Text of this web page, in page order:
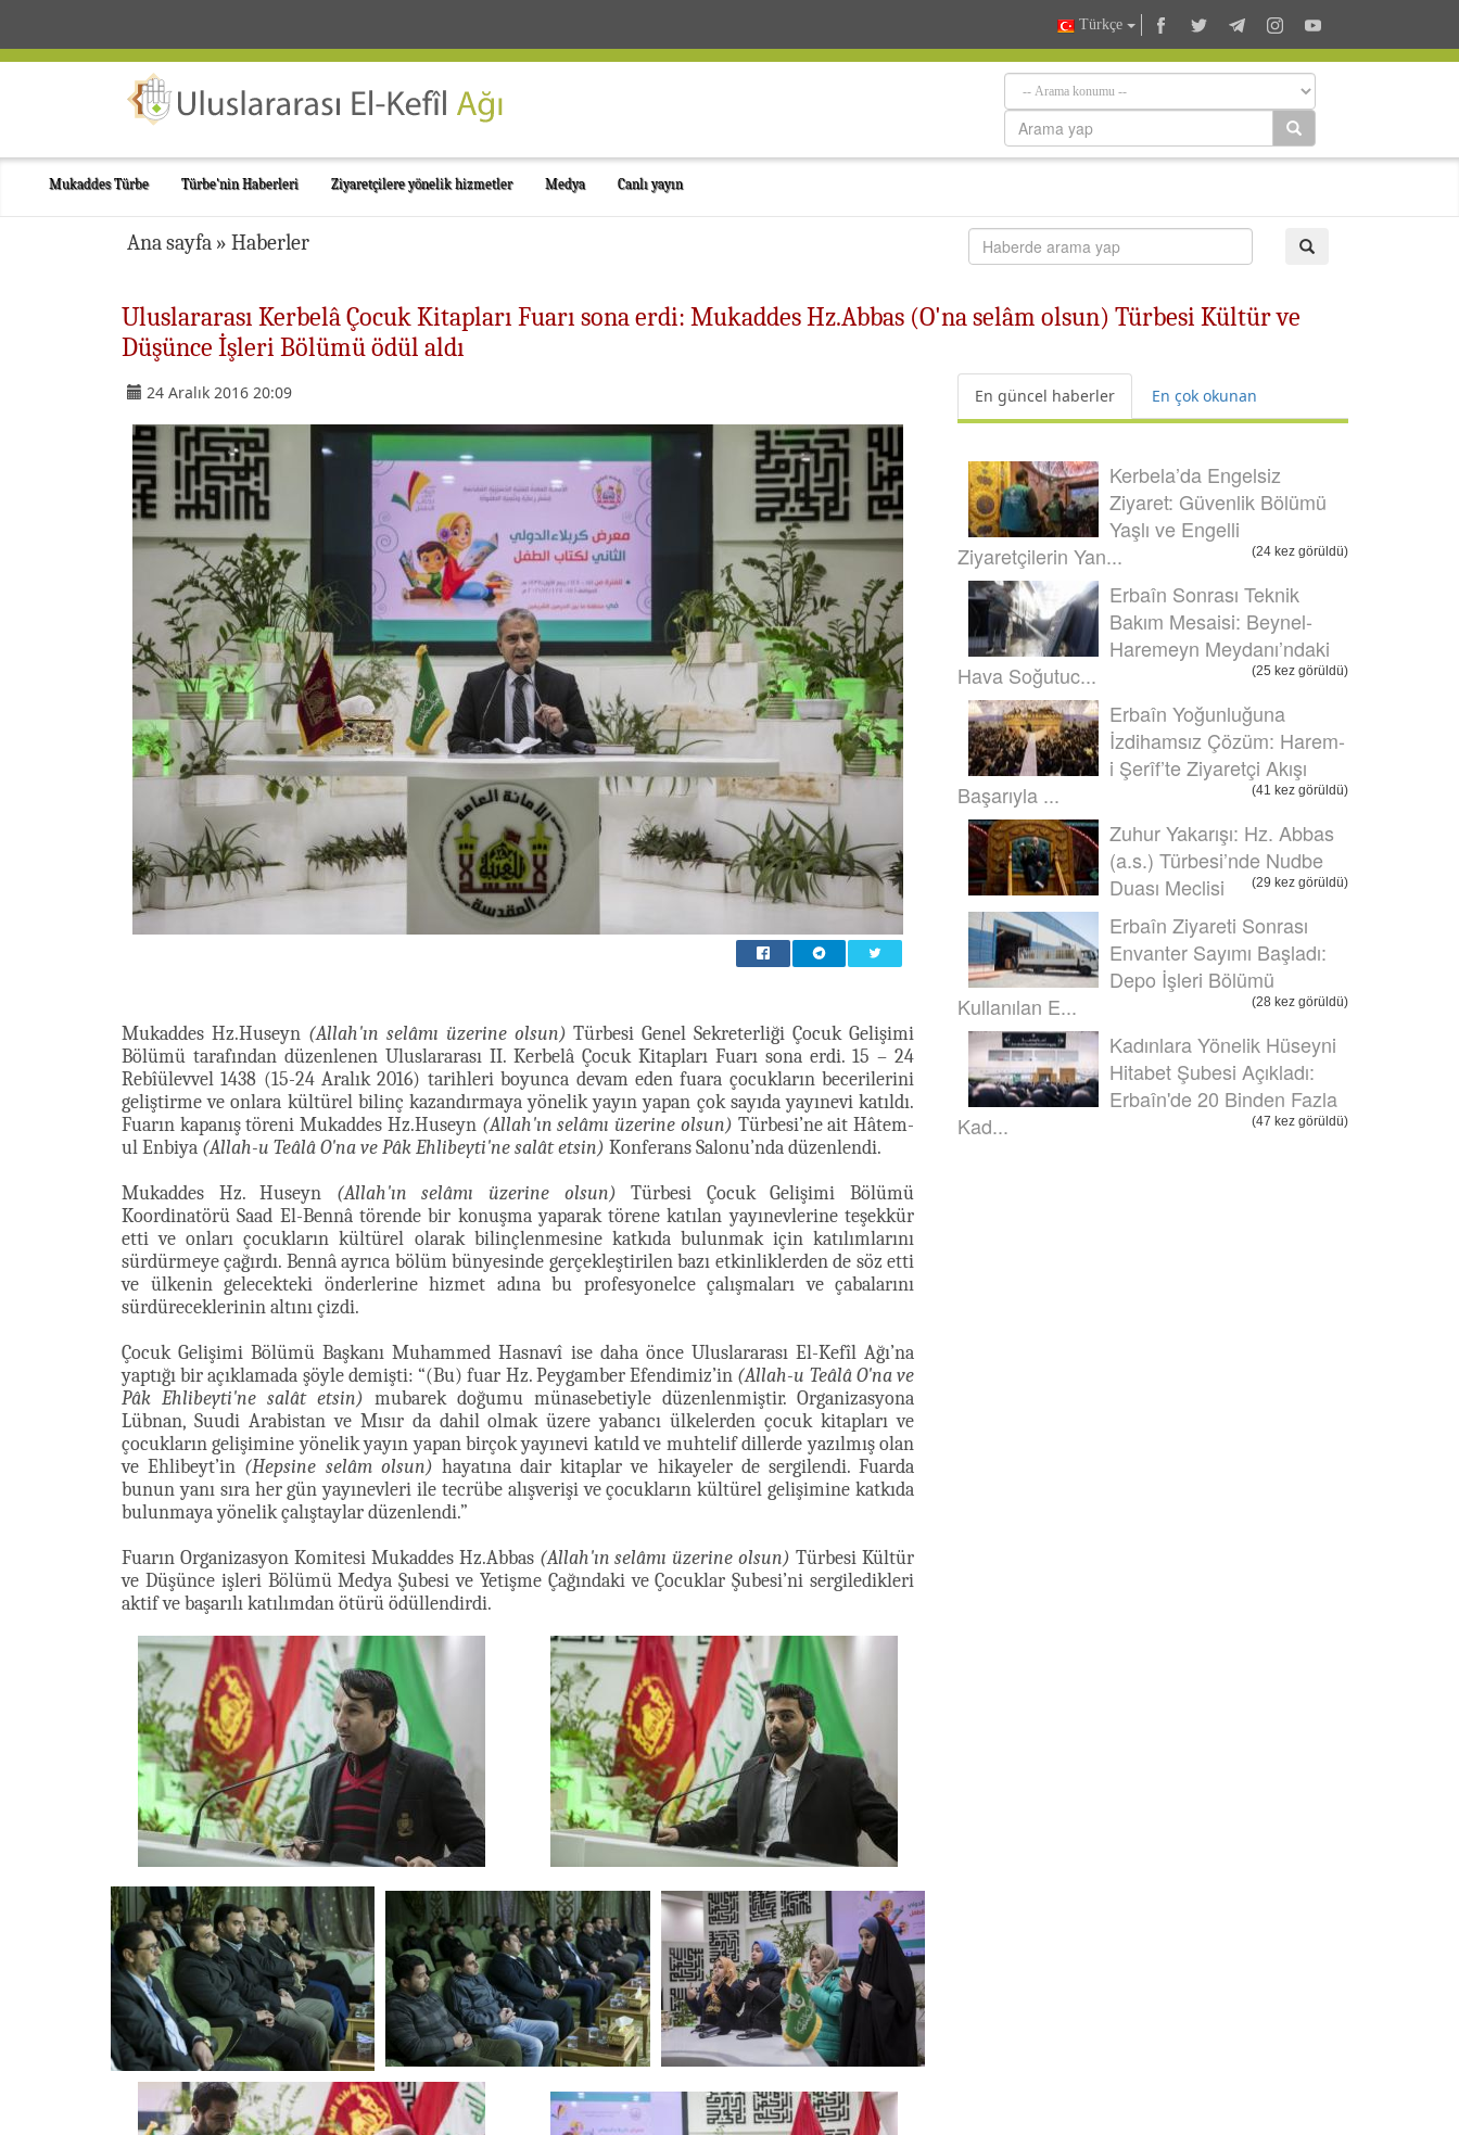
Türkçe
Mukaddes Türbe Türbe'nin Haberleri Ziyaretçilere yönelik hizmetler Medya Canlı yayın
Ana sayfa » Haberler
Uluslararası Kerbelâ Çocuk Kitapları Fuarı sona erdi: Mukaddes Hz.Abbas (O'na selâm olsun) Türbesi Kültür ve
Düşünce İşleri Bölümü ödül aldı
24 Aralık 2016 20:09
Mukaddes Hz.Huseyn (Allah'ın selâmı üzerine olsun) Türbesi Genel Sekreterliği Çocuk Gelişimi
Bölümü tarafından düzenlenen Uluslararası II. Kerbelâ Çocuk Kitapları Fuarı sona erdi. 15 – 24
Rebîülevvel 1438 (15-24 Aralık 2016) tarihleri boyunca devam eden fuara çocukların becerilerini
geliştirme ve onlara kültürel bilinç kazandırmaya yönelik yayın yapan çok sayıda yayınevi katıldı.
Fuarın kapanış töreni Mukaddes Hz.Huseyn (Allah'ın selâmı üzerine olsun) Türbesi’ne ait Hâtem-
ul Enbiya (Allah-u Teâlâ O'na ve Pâk Ehlibeyti'ne salât etsin) Konferans Salonu’nda düzenlendi.
Mukaddes Hz. Huseyn (Allah'ın selâmı üzerine olsun) Türbesi Çocuk Gelişimi Bölümü
Koordinatörü Saad El-Bennâ törende bir konuşma yaparak törene katılan yayınevlerine teşekkür
etti ve onları çocukların kültürel olarak bilinçlenmesine katkıda bulunmak için katılımlarını
sürdürmeye çağırdı. Bennâ ayrıca bölüm bünyesinde gerçekleştirilen bazı etkinliklerden de söz etti
ve ülkenin gelecekteki önderlerine hizmet adına bu profesyonelce çalışmaları ve çabalarını
sürdüreceklerinin altını çizdi.
Çocuk Gelişimi Bölümü Başkanı Muhammed Hasnavî ise daha önce Uluslararası El-Kefîl Ağı’na
yaptığı bir açıklamada şöyle demişti: “(Bu) fuar Hz. Peygamber Efendimiz’in (Allah-u Teâlâ O'na ve
Pâk Ehlibeyti'ne salât etsin) mubarek doğumu münasebetiyle düzenlenmiştir. Organizasyona
Lübnan, Suudi Arabistan ve Mısır da dahil olmak üzere yabancı ülkelerden çocuk kitapları ve
çocukların gelişimine yönelik yayın yapan birçok yayınevi katıld ve muhtelif dillerde yazılmış olan
ve Ehlibeyt’in (Hepsine selâm olsun) hayatına dair kitaplar ve hikayeler de sergilendi. Fuarda
bunun yanı sıra her gün yayınevleri ile tecrübe alışverişi ve çocukların kültürel gelişimine katkıda
bulunmaya yönelik çalıştaylar düzenlendi.”
Fuarın Organizasyon Komitesi Mukaddes Hz.Abbas (Allah'ın selâmı üzerine olsun) Türbesi Kültür
ve Düşünce işleri Bölümü Medya Şubesi ve Yetişme Çağındaki ve Çocuklar Şubesi’ni sergiledikleri
aktif ve başarılı katılımdan ötürü ödüllendirdi.
En güncel haberler En çok okunan
Kerbela’da Engelsiz
Ziyaret: Güvenlik Bölümü
Yaşlı ve Engelli
Ziyaretçilerin Yan...
(24 kez görüldü)
Erbaîn Sonrası Teknik
Bakım Mesaisi: Beynel-
Haremeyn Meydanı’ndaki
Hava Soğutuc...
(25 kez görüldü)
Erbaîn Yoğunluğuna
İzdihamsız Çözüm: Harem-
i Şerîf’te Ziyaretçi Akışı
Başarıyla ...
(41 kez görüldü)
Zuhur Yakarışı: Hz. Abbas
(a.s.) Türbesi’nde Nudbe
Duası Meclisi
(29 kez görüldü)
Erbaîn Ziyareti Sonrası
Envanter Sayımı Başladı:
Depo İşleri Bölümü
Kullanılan E...
(28 kez görüldü)
Kadınlara Yönelik Hüseyni
Hitabet Şubesi Açıkladı:
Erbaîn'de 20 Binden Fazla
Kad...
(47 kez görüldü)